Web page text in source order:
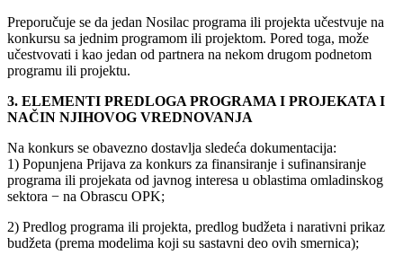
Preporučuje se da jedan Nosilac programa ili projekta učestvuje na
konkursu sa jednim programom ili projektom. Pored toga, može
učestvovati i kao jedan od partnera na nekom drugom podnetom
programu ili projektu.
3. ELEMENTI PREDLOGA PROGRAMA I PROJEKATA I
NAČIN NJIHOVOG VREDNOVANJA
Na konkurs se obavezno dostavlja sledeća dokumentacija:
1) Popunjena Prijava za konkurs za finansiranje i sufinansiranje
programa ili projekata od javnog interesa u oblastima omladinskog
sektora − na Obrascu OPK;
2) Predlog programa ili projekta, predlog budžeta i narativni prikaz
budžeta (prema modelima koji su sastavni deo ovih smernica);